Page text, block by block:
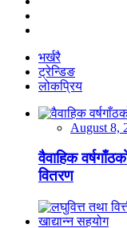
भर्खरै
ट्रेन्डिङ
लोकप्रिय
August 8,
वैवाहिक
वितरण